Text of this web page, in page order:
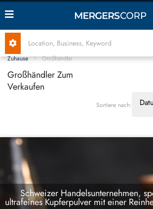
Zuhause Großhändler
Großhändler Zum
Verkaufen
Sortiere nach:
Schweizer Handelsunternehmen,
ultrafeines Kupferpulver mit einer